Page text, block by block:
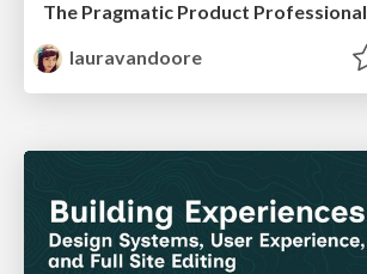
The Pragmatic Product Professional
lauravandoore